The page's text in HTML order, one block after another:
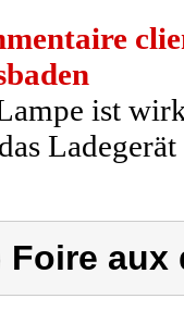
ist
Foire